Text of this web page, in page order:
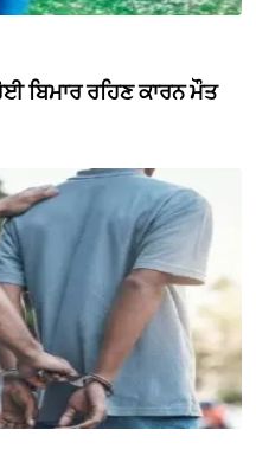
ਬਿਮਾਰ ਰਹਿਣ ਕਾਰਨ ਮੌਤ